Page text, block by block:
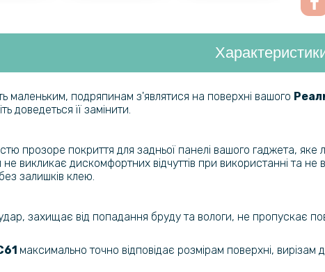
маленьким, подряпинам з'являтися на поверхні вашого
доведеться її замінити.
прозоре покриття для задньої панелі вашого гаджета,
не викликає дискомфортних відчуттів при використанні та
залишків клею.
захищає від попадання бруду та вологи, не пропускає
максимально точно відповідає розмірам поверхні,